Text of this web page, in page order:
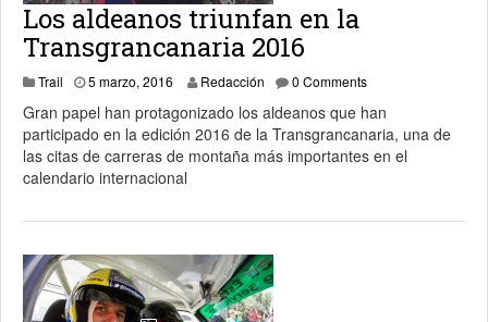
Los aldeanos triunfan en la
Transgrancanaria 2016
Trail 5 marzo, 2016 5 marzo, 2016
Redacción 0 Comments
Gran papel han protagonizado los aldeanos que han
participado en la edición 2016 de la Transgrancanaria, una de
las citas de carreras de montaña más importantes en el
calendario internacional